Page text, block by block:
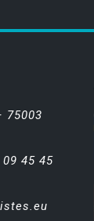
75003
45 45